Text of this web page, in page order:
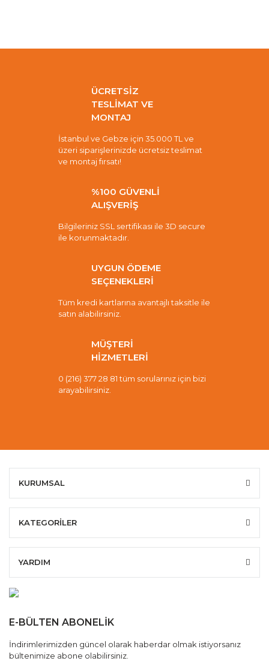
ÜCRETSİZ
TESLİMAT VE
MONTAJ
İstanbul ve Gebze için 35.000 TL ve
üzeri siparişlerinizde ücretsiz teslimat
ve montaj fırsatı!
%100 GÜVENLİ
ALIŞVERİŞ
Bilgileriniz SSL sertifikası ile 3D secure
ile korunmaktadır.
UYGUN ÖDEME
SEÇENEKLERİ
Tüm kredi kartlarına avantajlı taksitle ile
satın alabilirsiniz.
MÜŞTERİ
HİZMETLERİ
0 (216) 377 28 81 tüm sorularınız için bizi
arayabilirsiniz.
KURUMSAL
KATEGORİLER
YARDIM
E-BÜLTEN ABONELİK
İndirimlerimizden güncel olarak haberdar olmak istiyorsanız
bültenimize abone olabilirsiniz.